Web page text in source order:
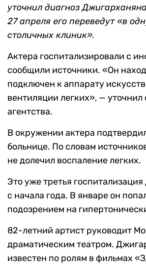
уточнил диагноз
27 апреля его переведут «в
столичных клиник».
Актера госпитализировали с
сообщили источники. «Он
подключен к аппарату
вентиляции легких», — уточнил
агентства.
В окружении актера
больнице. По словам
не долечил воспаление легких.
Это уже третья
с начала года. В январе он
подозрением на
82-летний артист руководит
драматическим театром.
известен по ролям в фильмах